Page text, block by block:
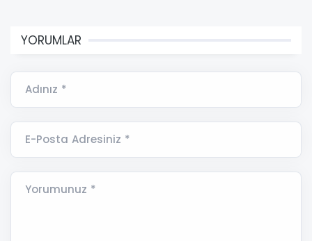
YORUMLAR
Adınız *
E-Posta Adresiniz *
Yorumunuz *